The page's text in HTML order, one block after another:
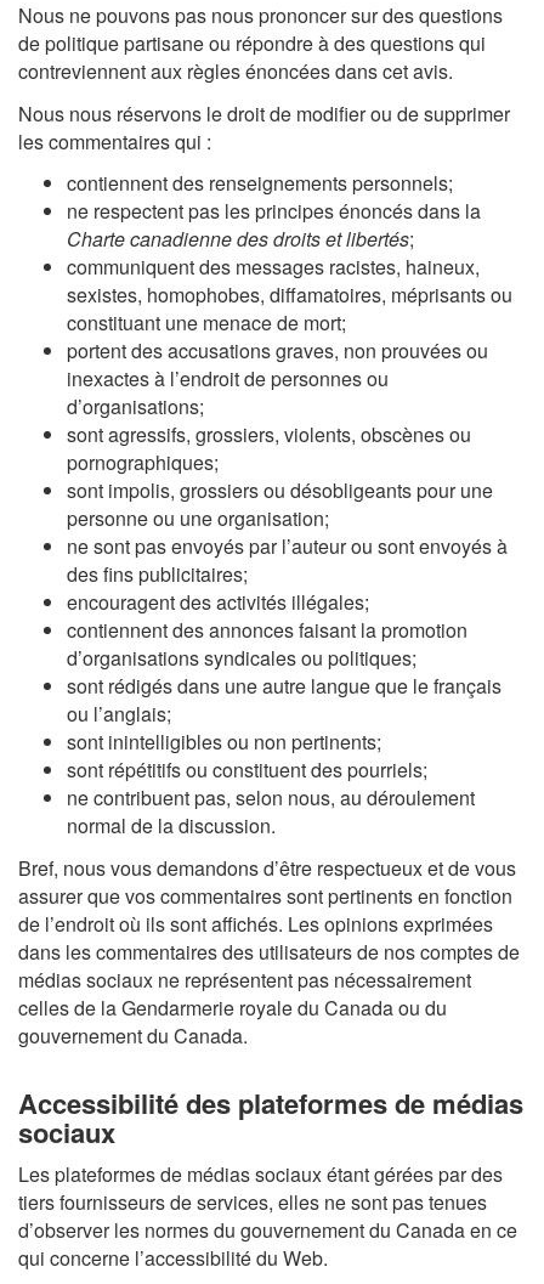
Nous ne pouvons pas nous prononcer sur des questions
de politique partisane ou répondre à des questions qui
contreviennent aux règles énoncées dans cet avis.
Nous nous réservons le droit de modifier ou de supprimer
les commentaires qui :
contiennent des renseignements personnels;
ne respectent pas les principes énoncés dans la
Charte canadienne des droits et libertés;
communiquent des messages racistes, haineux,
sexistes, homophobes, diffamatoires, méprisants ou
constituant une menace de mort;
portent des accusations graves, non prouvées ou
inexactes à l’endroit de personnes ou
d’organisations;
sont agressifs, grossiers, violents, obscènes ou
pornographiques;
sont impolis, grossiers ou désobligeants pour une
personne ou une organisation;
ne sont pas envoyés par l’auteur ou sont envoyés à
des fins publicitaires;
encouragent des activités illégales;
contiennent des annonces faisant la promotion
d’organisations syndicales ou politiques;
sont rédigés dans une autre langue que le français
ou l’anglais;
sont inintelligibles ou non pertinents;
sont répétitifs ou constituent des pourriels;
ne contribuent pas, selon nous, au déroulement
normal de la discussion.
Bref, nous vous demandons d’être respectueux et de vous
assurer que vos commentaires sont pertinents en fonction
de l’endroit où ils sont affichés. Les opinions exprimées
dans les commentaires des utilisateurs de nos comptes de
médias sociaux ne représentent pas nécessairement
celles de la Gendarmerie royale du Canada ou du
gouvernement du Canada.
Accessibilité des plateformes de médias
sociaux
Les plateformes de médias sociaux étant gérées par des
tiers fournisseurs de services, elles ne sont pas tenues
d’observer les normes du gouvernement du Canada en ce
qui concerne l’accessibilité du Web.